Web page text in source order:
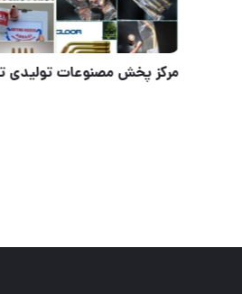
اسپری تست جوش بایکوتست